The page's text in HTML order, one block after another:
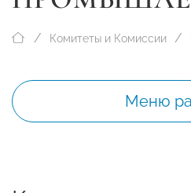
Комитеты и Комиссии
Меню